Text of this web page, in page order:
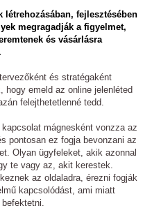
létrehozásában, fejlesztésében
megragadják a figyelmet,
és vásárlásra
és stratégaként
hogy emeld az online jelenléted
felejthetetlenné tedd.
mágnesként vonzza az
pontosan ez fogja bevonzani az
Olyan ügyfeleket, akik azonnal
te vagy az, akit kerestek.
az oldaladra, érezni fogják
kapcsolódást, ami miatt